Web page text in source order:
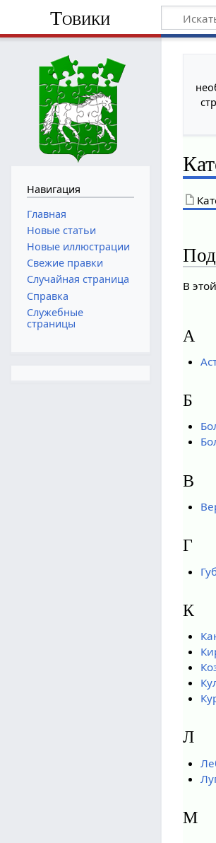
Товики
В
А
Б
В
Г
К
Л
М
Навигация
Главная
Новые статьи
Новые иллюстрации
Свежие правки
Случайная страница
Справка
Служебные
страницы